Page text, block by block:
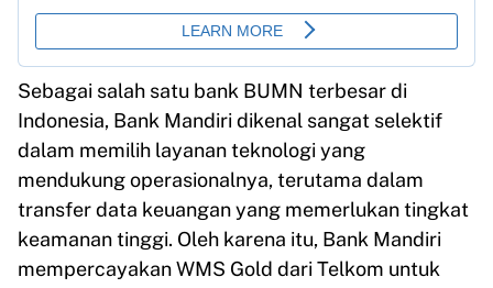
Sebagai salah satu bank BUMN terbesar di
Indonesia, Bank Mandiri dikenal sangat selektif
dalam memilih layanan teknologi yang
mendukung operasionalnya, terutama dalam
transfer data keuangan yang memerlukan tingkat
keamanan tinggi. Oleh karena itu, Bank Mandiri
mempercayakan WMS Gold dari Telkom untuk